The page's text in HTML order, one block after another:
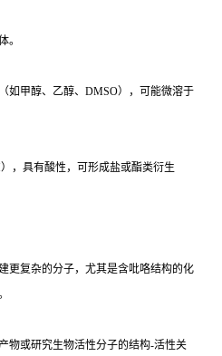
。
如甲醇、乙醇、DMSO），可能微溶于
，具有酸性，可形成盐或酯类衍生
更复杂的分子，尤其是含吡咯结构的化
物或研究生物活性分子的结构-活性关